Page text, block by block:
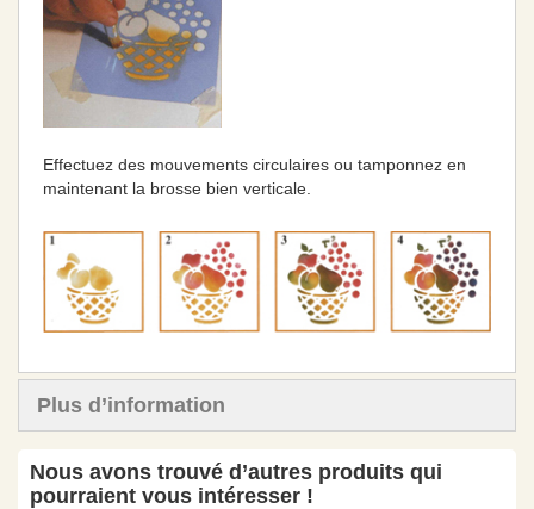
Effectuez des mouvements circulaires ou tamponnez en
maintenant la brosse bien verticale.
Plus d’information
Nous avons trouvé d’autres produits qui
pourraient vous intéresser !